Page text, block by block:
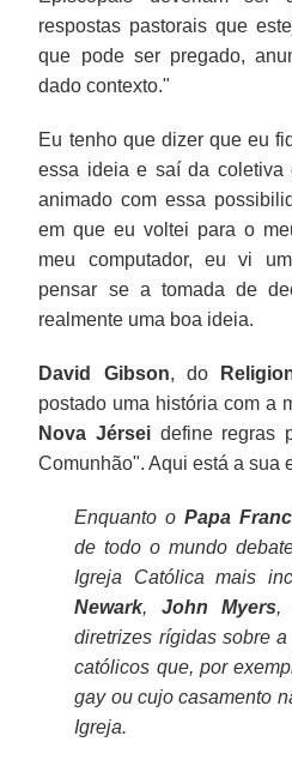
respostas pastorais que
que pode ser pregado,
dado contexto."
Eu tenho que dizer que eu
essa ideia e saí da coletiva
animado com essa
em que eu voltei para o
meu computador, eu vi
pensar se a tomada de
realmente uma boa ideia.
David Gibson, do
postado uma história com a
Nova Jérsei define regras
Comunhão". Aqui está a sua
Enquanto o Papa
de todo o mundo
Igreja Católica mais
Newark, John Myers,
diretrizes rígidas sobre
católicos que, por
gay ou cujo casamento
Igreja.